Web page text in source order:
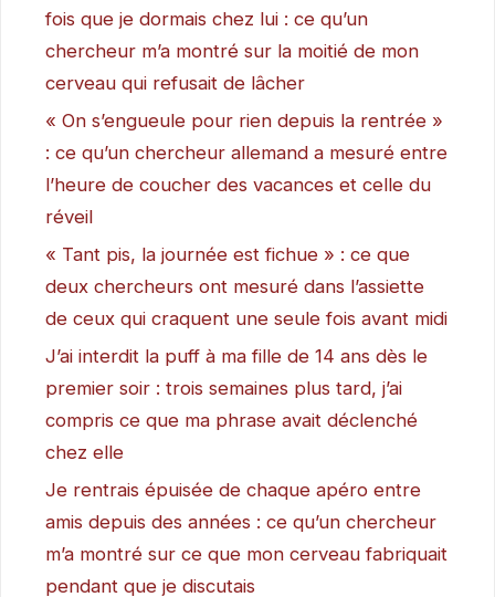
fois que je dormais chez lui : ce qu’un
chercheur m’a montré sur la moitié de mon
cerveau qui refusait de lâcher
« On s’engueule pour rien depuis la rentrée »
: ce qu’un chercheur allemand a mesuré entre
l’heure de coucher des vacances et celle du
réveil
« Tant pis, la journée est fichue » : ce que
deux chercheurs ont mesuré dans l’assiette
de ceux qui craquent une seule fois avant midi
J’ai interdit la puff à ma fille de 14 ans dès le
premier soir : trois semaines plus tard, j’ai
compris ce que ma phrase avait déclenché
chez elle
Je rentrais épuisée de chaque apéro entre
amis depuis des années : ce qu’un chercheur
m’a montré sur ce que mon cerveau fabriquait
pendant que je discutais